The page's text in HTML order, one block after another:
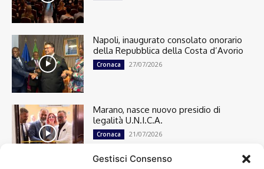
Gestisci Consenso
Napoli, inaugurato consolato onorario
della Repubblica della Costa d’Avorio
Cronaca 27/07/2026
Marano, nasce nuovo presidio di
legalità U.N.I.C.A.
Cronaca 21/07/2026